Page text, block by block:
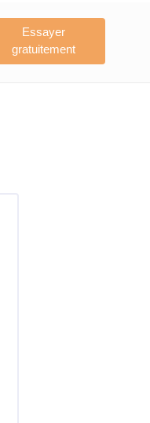
Essayer
gratuitement